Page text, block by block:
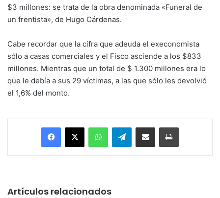
$3 millones: se trata de la obra denominada «Funeral de
un frentista», de Hugo Cárdenas.
Cabe recordar que la cifra que adeuda el execonomista
sólo a casas comerciales y el Fisco asciende a los $833
millones. Mientras que un total de $ 1.300 millones era lo
que le debía a sus 29 víctimas, a las que sólo les devolvió
el 1,6% del monto.
Facebook
X WhatsAppTelegramEnviar vía email Imprimir
Artículos relacionados